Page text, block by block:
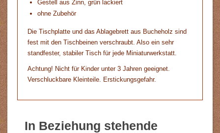
Gestell aus Zinn, grün lackiert
ohne Zubehör
Die Tischplatte und das Ablagebrett aus Bucheholz sind
fest mit den Tischbeinen verschraubt. Also ein sehr
standfester, stabiler Tisch für jede Miniaturwerkstatt.
Achtung! Nicht für Kinder unter 3 Jahren geeignet.
Verschluckbare Kleinteile. Erstickungsgefahr.
In Beziehung stehende